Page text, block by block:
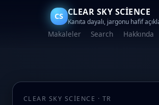
CS CLEAR SKY SCIENCE
Kanıta dayalı, jargonu hafif
Makaleler Search Hakkında
CLEAR SKY SCIENCE · TR